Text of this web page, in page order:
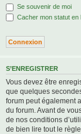
Se souvenir de moi
Cacher mon statut en
S’ENREGISTRER
Vous devez être
que quelques
forum peut également
du forum. Avant de
de nos conditions
de bien lire tout le